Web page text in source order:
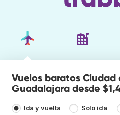
Vuelos baratos Ciudad
Guadalajara desde
Ida y vuelta Solo ida